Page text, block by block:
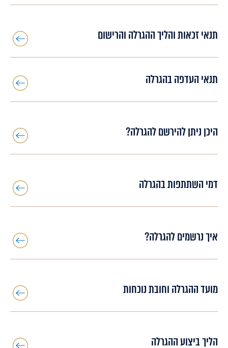
תנאי זכאות והליך ההגרלה והרישום
תנאי העדפה בהגרלה
היכן ניתן להירשם להגרלה?
דמי השתתפות בהגרלה
איך נרשמים להגרלה?
מועד ההגרלה וחובת נוכחות
הליך ביצוע ההגרלה